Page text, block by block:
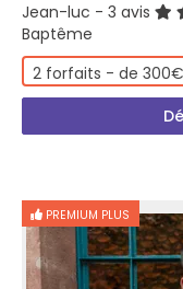
Jean-luc - 3 avis
Baptême
2 forfaits - de
PREMIUM PLUS